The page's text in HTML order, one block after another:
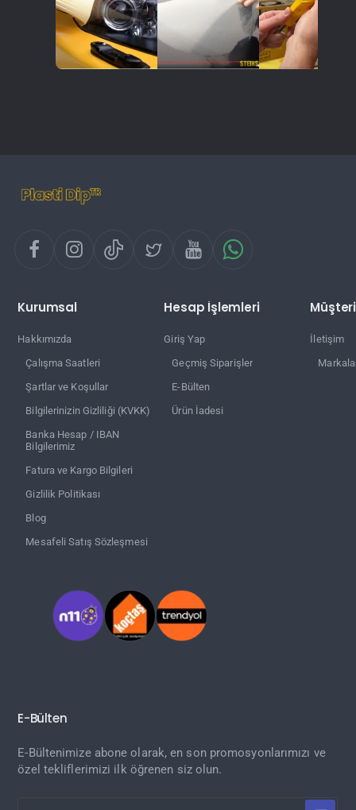
Kurumsal
Hakkımızda
Çalışma Saatleri
Şartlar ve Koşullar
Bilgilerinizin Gizliliği (KVKK)
Banka Hesap / IBAN
Bilgilerimiz
Fatura ve Kargo Bilgileri
Gizlilik Politikası
Blog
Mesafeli Satış Sözleşmesi
Hesap İşlemleri
Giriş Yap
Geçmiş Siparişler
E-Bülten
Ürün İadesi
İletişim
E-Bülten
E-Bültenimize abone olarak, en son promosyonlarımızı ve
özel tekliflerimizi ilk öğrenen siz olun.